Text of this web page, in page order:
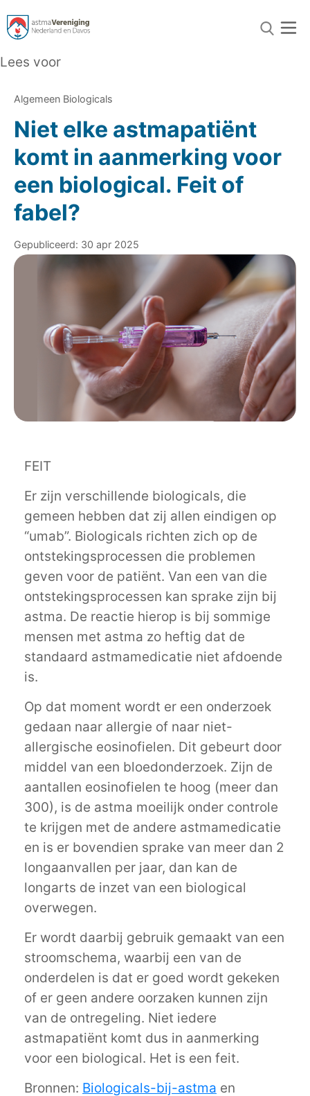
Lees voor
Algemeen Biologicals
Niet elke astmapatiënt
komt in aanmerking voor
een biological. Feit of
fabel?
Gepubliceerd: 30 apr 2025
FEIT
Er zijn verschillende biologicals, die
gemeen hebben dat zij allen eindigen op
“umab”. Biologicals richten zich op de
ontstekingsprocessen die problemen
geven voor de patiënt. Van een van die
ontstekingsprocessen kan sprake zijn bij
astma. De reactie hierop is bij sommige
mensen met astma zo heftig dat de
standaard astmamedicatie niet afdoende
is.
Op dat moment wordt er een onderzoek
gedaan naar allergie of naar niet-
allergische eosinofielen. Dit gebeurt door
middel van een bloedonderzoek. Zijn de
aantallen eosinofielen te hoog (meer dan
300), is de astma moeilijk onder controle
te krijgen met de andere astmamedicatie
en is er bovendien sprake van meer dan 2
longaanvallen per jaar, dan kan de
longarts de inzet van een biological
overwegen.
Er wordt daarbij gebruik gemaakt van een
stroomschema, waarbij een van de
onderdelen is dat er goed wordt gekeken
of er geen andere oorzaken kunnen zijn
van de ontregeling. Niet iedere
astmapatiënt komt dus in aanmerking
voor een biological. Het is een feit.
Bronnen: Biologicals-bij-astma en